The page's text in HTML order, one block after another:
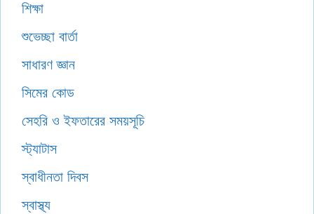
শিক্ষা
শুভেচ্ছা বার্তা
সাধারণ জ্ঞান
সিমের কোড
সেহরি ও ইফতারের সময়সূচি
স্ট্যাটাস
স্বাধীনতা দিবস
স্বাস্থ্য